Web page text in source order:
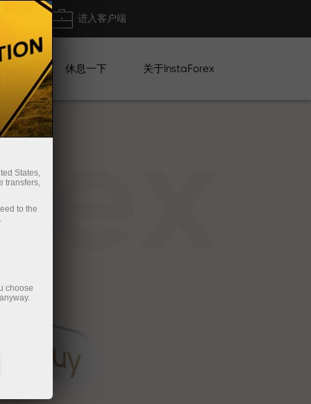
进入客户端
休息一下 关于InstaForex
States,
transfers,
to the
choose